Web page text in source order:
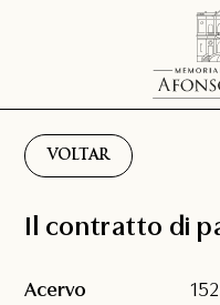
VOLTAR
Il contratto di
Acervo